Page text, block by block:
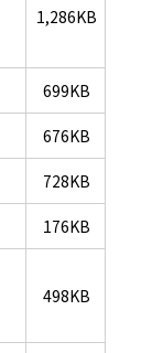
1,286KB
699KB
676KB
728KB
176KB
498KB